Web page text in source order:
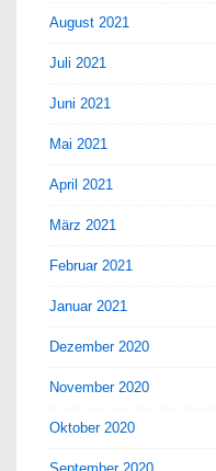
August 2021
Juli 2021
Juni 2021
Mai 2021
April 2021
März 2021
Februar 2021
Januar 2021
Dezember 2020
November 2020
Oktober 2020